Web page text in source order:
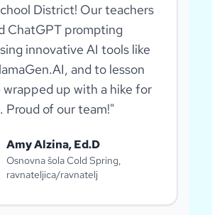
District! Our teachers
ChatGPT prompting
innovative AI tools like
and to lesson
wrapped up with a hike for
Proud of our team!"
Amy Alzina, Ed.D
Osnovna šola Cold Spring,
ravnateljica/ravnatelj